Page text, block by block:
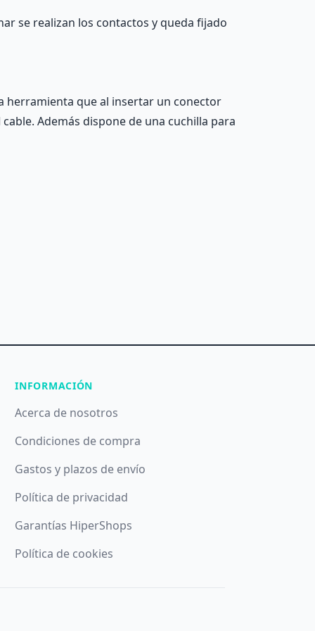
se realizan los contactos y queda fijado
herramienta que al insertar un conector
Además dispone de una cuchilla para
INFORMACIÓN
Acerca de nosotros
Condiciones de compra
Gastos y plazos de envío
Política de privacidad
Garantías HiperShops
Política de cookies